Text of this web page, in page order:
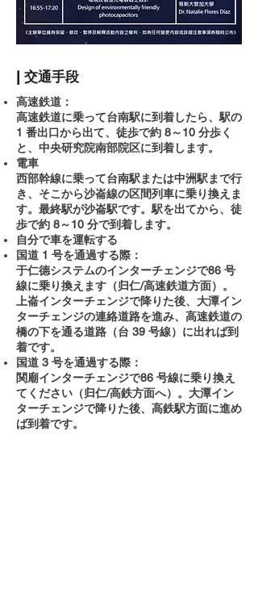
| 交通手段
高速鉄道：
高速鉄道に乗って台南駅に到着したら、駅の
1 番出口から出て、徒歩で約 8～10 分歩く
と、中央研究院南部院区に到着します。
電車
西部幹線に乗って台南駅または中洲駅まで行
き、そこから沙崙線の区間列車に乗り換えま
す。最終駅が沙崙駅です。駅を出てから、徒
歩で約 8～10 分で到着します。
自分で車を運転する
国道 1 号を通過する際：
于仁德システムのインターチェンジで86 号
線に乗り換えます（归仁/高速鉄道方面）。
上崙インターチェンジで降りた後、大潭イン
ターチェンジの連絡道路を進み、高速鉄道の
橋の下を通る道路（台 39 号線）に出れば到
着です。
国道 3 号を通過する際：
関廟インターチェンジで86 号線に乗り換え
てください（归仁/高鉄方面へ）。大潭イン
ターチェンジで降りた後、高鉄駅方面に進め
ば到着です。